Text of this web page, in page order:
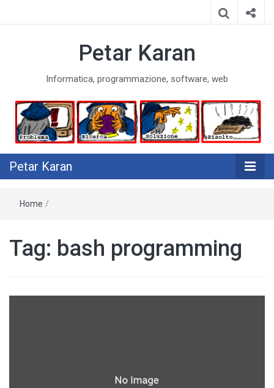
Petar Karan
Informatica, programmazione, software, web
Petar Karan
Home /
Tag: bash programming